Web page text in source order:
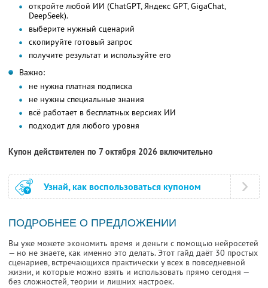
откройте любой ИИ (ChatGPT, Яндекс GPT, GigaChat,
DeepSeek).
выберите нужный сценарий
скопируйте готовый запрос
получите результат и используйте его
Важно:
не нужна платная подписка
не нужны специальные знания
всё работает в бесплатных версиях ИИ
подходит для любого уровня
Купон действителен по 7 октября 2026 включительно
Узнай, как воспользоваться купоном
ПОДРОБНЕЕ О ПРЕДЛОЖЕНИИ
Вы уже можете экономить время и деньги с помощью нейросетей
— но не знаете, как именно это делать. Этот гайд даёт 30 простых
сценариев, встречающихся практически у всех в повседневной
жизни, и которые можно взять и использовать прямо сегодня —
без сложностей, теории и лишних настроек.